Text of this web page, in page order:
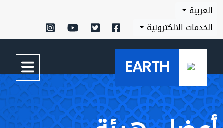
العربية
الخدمات الالكترونية
EARTH